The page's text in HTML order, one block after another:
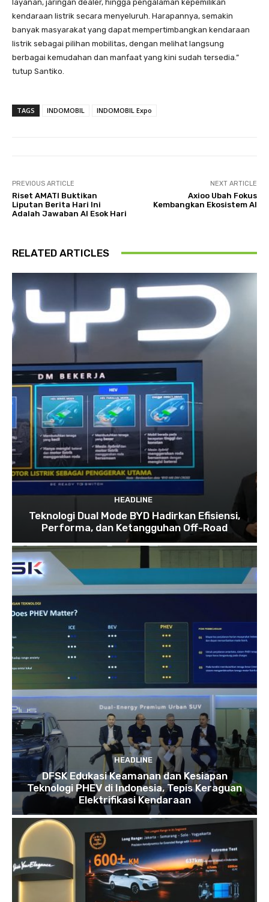
layanan, jaringan dealer, hingga pengalaman kepemilikan
kendaraan listrik secara menyeluruh. Harapannya, semakin
banyak masyarakat yang dapat mempertimbangkan kendaraan
listrik sebagai pilihan mobilitas, dengan melihat langsung
berbagai kemudahan dan manfaat yang kini sudah tersedia.”
tutup Santiko.
TAGS INDOMOBIL INDOMOBIL Expo
PREVIOUS ARTICLE
Riset AMATI Buktikan
Liputan Berita Hari Ini
Adalah Jawaban AI Esok Hari
NEXT ARTICLE
Axioo Ubah Fokus
Kembangkan Ekosistem AI
RELATED ARTICLES
HEADLINE
Teknologi Dual Mode BYD Hadirkan Efisiensi,
Performa, dan Ketangguhan Off-Road
HEADLINE
DFSK Edukasi Keamanan dan Kesiapan
Teknologi PHEV di Indonesia, Tepis Keraguan
Elektrifikasi Kendaraan